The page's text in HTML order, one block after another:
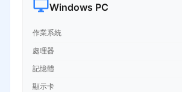
Windows PC
作業系統
處理器
記憶體
顯示卡